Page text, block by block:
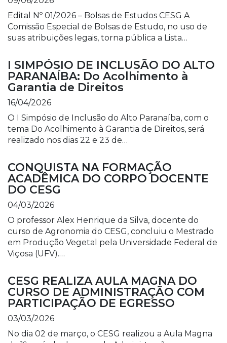
Edital Nº 01/2026 – Bolsas de Estudos CESG A
Comissão Especial de Bolsas de Estudo, no uso de
suas atribuições legais, torna pública a Lista…
I SIMPÓSIO DE INCLUSÃO DO ALTO
PARANAÍBA: Do Acolhimento à
Garantia de Direitos
16/04/2026
O I Simpósio de Inclusão do Alto Paranaíba, com o
tema Do Acolhimento à Garantia de Direitos, será
realizado nos dias 22 e 23 de…
CONQUISTA NA FORMAÇÃO
ACADÊMICA DO CORPO DOCENTE
DO CESG
04/03/2026
O professor Alex Henrique da Silva, docente do
curso de Agronomia do CESG, concluiu o Mestrado
em Produção Vegetal pela Universidade Federal de
Viçosa (UFV).…
CESG REALIZA AULA MAGNA DO
CURSO DE ADMINISTRAÇÃO COM
PARTICIPAÇÃO DE EGRESSO
03/03/2026
No dia 02 de março, o CESG realizou a Aula Magna